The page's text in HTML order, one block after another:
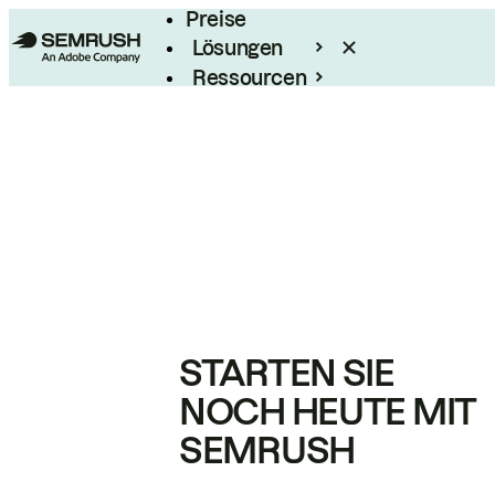
Preise
Lösungen
Ressourcen
STARTEN SIE
NOCH HEUTE MIT
SEMRUSH